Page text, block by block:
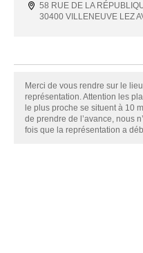
58 RUE DE LA
30400 VILLENEUVE LEZ
Merci de vous rendre sur le
représentation. Attention les
le plus proche se situent à 10
de prendre de l’avance, nous
fois que la représentation a